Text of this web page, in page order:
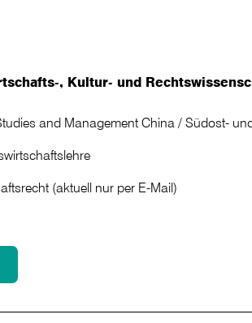
, Kultur- und
and Management China / Südost-
(aktuell nur per E-Mail)